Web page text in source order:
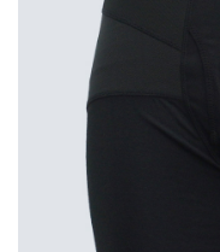
お悩み・用途から探す
ショッピングガイド
ログイン・新規会員登録